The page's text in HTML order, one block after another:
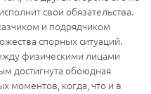
свои обязательства.
и подрядчиком
спорных ситуаций.
физическими лицами
достигнута обоюдная
моментов, когда, что и в